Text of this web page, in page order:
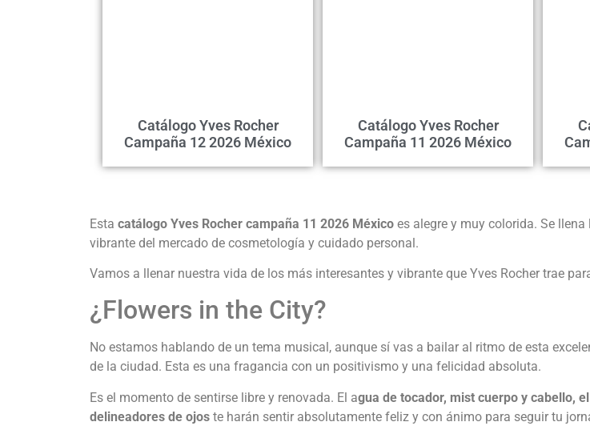
Catálogo Yves Rocher
Campaña 12 2026 México
Catálogo Yves Rocher
Campaña 11 2026 México
Esta catálogo Yves Rocher campaña 11 2026 México es alegre y muy colorida. Se
vibrante del mercado de cosmetología y cuidado personal.
Vamos a llenar nuestra vida de los más interesantes y vibrante que Yves Rocher trae
¿Flowers in the City?
No estamos hablando de un tema musical, aunque sí vas a bailar al ritmo de esta
de la ciudad. Esta es una fragancia con un positivismo y una felicidad absoluta.
Es el momento de sentirse libre y renovada. El agua de tocador, mist cuerpo y cabello,
delineadores de ojos te harán sentir absolutamente feliz y con ánimo para seguir tu